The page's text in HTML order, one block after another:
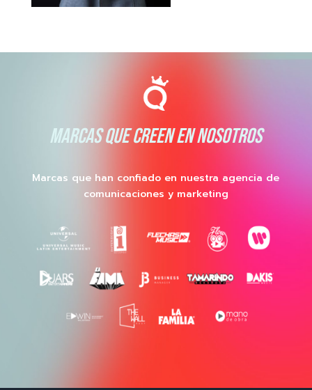
MARCAS QUE CREEN EN NOSOTROS
Marcas que han confiado en nuestra agencia de
comunicaciones y marketing